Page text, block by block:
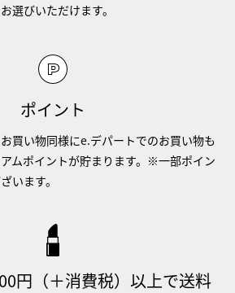
選びいただけます。
ポイント
買い物同様にe.デパートでのお買い物も
ムポイントが貯まります。※一部ポイン
います。
円（＋消費税）以上で送料